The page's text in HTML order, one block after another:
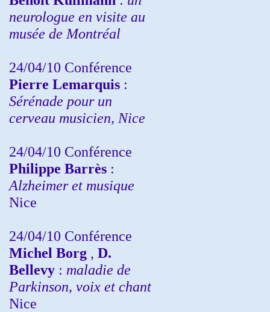
neurologue en visite au
musée de Montréal
24/04/10 Conférence
Pierre Lemarquis :
Sérénade pour un
cerveau musicien, Nice
24/04/10 Conférence
Philippe Barrès :
Alzheimer et musique
Nice
24/04/10 Conférence
Michel Borg , D.
Bellevy : maladie de
Parkinson, voix et chant
Nice